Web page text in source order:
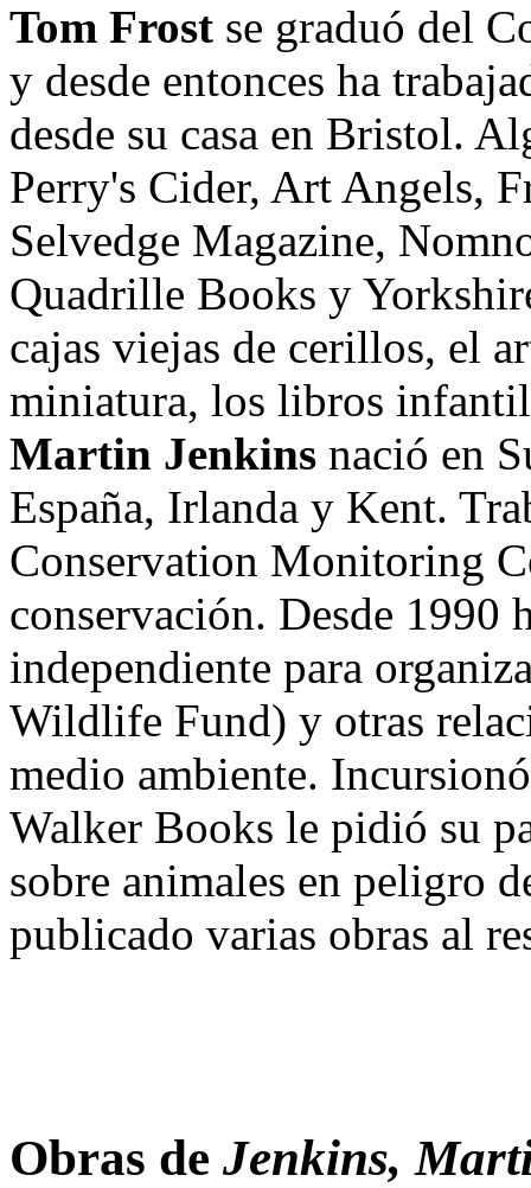
Tom Frost se graduó del
y desde entonces ha
desde su casa en Bristol.
Perry's Cider, Art Angels,
Selvedge Magazine,
Quadrille Books y
cajas viejas de cerillos, el
miniatura, los libros
Martin Jenkins nació en
España, Irlanda y Kent.
Conservation Monitoring
conservación. Desde 1990
independiente para
Wildlife Fund) y otras
medio ambiente.
Walker Books le pidió su
sobre animales en peligro
publicado varias obras al
Obras de Jenkins,